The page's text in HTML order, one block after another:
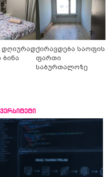
დღიურად
ბინა
ქირავდება
ფართი
საბურთალოზე